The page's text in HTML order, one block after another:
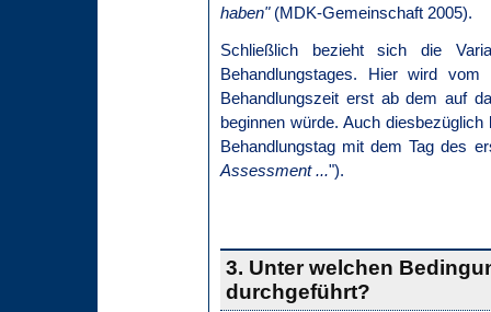
haben"(MDK-Gemeinschaft 2005).
Schließlich bezieht sich die
Behandlungstages. Hier wird
Behandlungszeit erst ab dem auf
beginnen würde. Auch
Behandlungstag mit dem Tag des
Assessment ...").
3. Unter welchen
durchgeführt?